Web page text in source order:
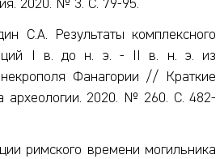
2020. № 3. С. 79-95.
С.А. Результаты комплексного
I в. до н. э. - II в. н. э. из
некрополя Фанагории // Краткие
археологии. 2020. № 260. С. 482-
римского времени могильника